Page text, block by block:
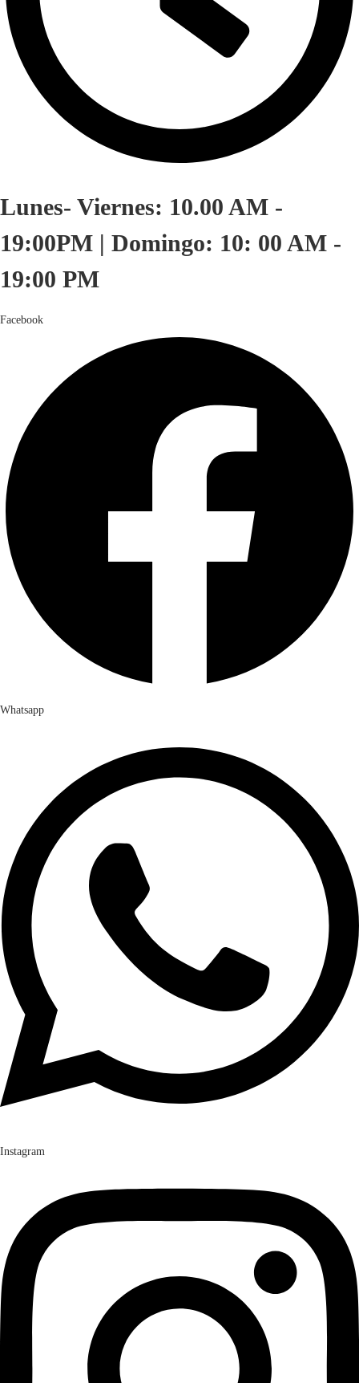
Lunes- Viernes: 10.00 AM -
19:00PM | Domingo: 10: 00 AM -
19:00 PM
Facebook
Whatsapp
Instagram